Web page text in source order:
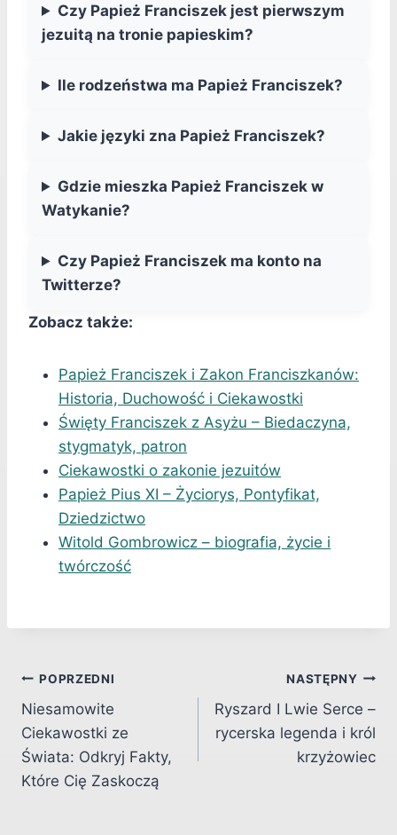
Czy Papież Franciszek jest pierwszym
jezuitą na tronie papieskim?
Ile rodzeństwa ma Papież Franciszek?
Jakie języki zna Papież Franciszek?
Gdzie mieszka Papież Franciszek w
Watykanie?
Czy Papież Franciszek ma konto na
Twitterze?
Zobacz także:
Papież Franciszek i Zakon Franciszkanów:
Historia, Duchowość i Ciekawostki
Święty Franciszek z Asyżu – Biedaczyna,
stygmatyk, patron
Ciekawostki o zakonie jezuitów
Papież Pius XI – Życiorys, Pontyfikat,
Dziedzictwo
Witold Gombrowicz – biografia, życie i
twórczość
Nawigacja
wpisu
POPRZEDNI
Niesamowite
Ciekawostki ze
Świata: Odkryj Fakty,
Które Cię Zaskoczą
NASTĘPNY
Ryszard I Lwie Serce –
rycerska legenda i król
krzyżowiec